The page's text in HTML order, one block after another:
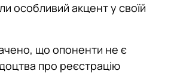
особливий акцент у своїй
що опоненти не є
про реєстрацію